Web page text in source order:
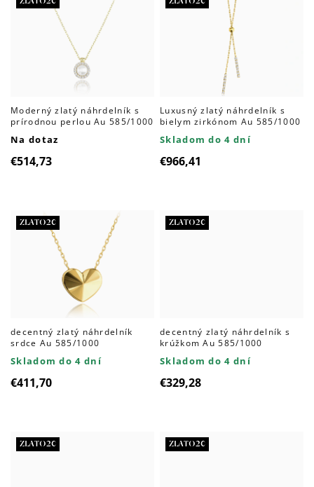
Moderný zlatý náhrdelník s
prírodnou perlou Au 585/1000
Na dotaz
€514,73
Luxusný zlatý náhrdelník s
bielym zirkónom Au 585/1000
Skladom do 4 dní
€966,41
ZLATO20
decentný zlatý náhrdelník
srdce Au 585/1000
Skladom do 4 dní
€411,70
ZLATO20
decentný zlatý náhrdelník s
krúžkom Au 585/1000
Skladom do 4 dní
€329,28
ZLATO20 ZLATO20